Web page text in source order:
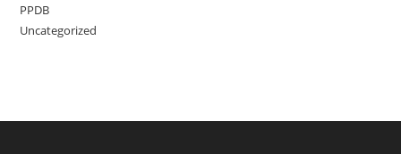
PPDB
Uncategorized